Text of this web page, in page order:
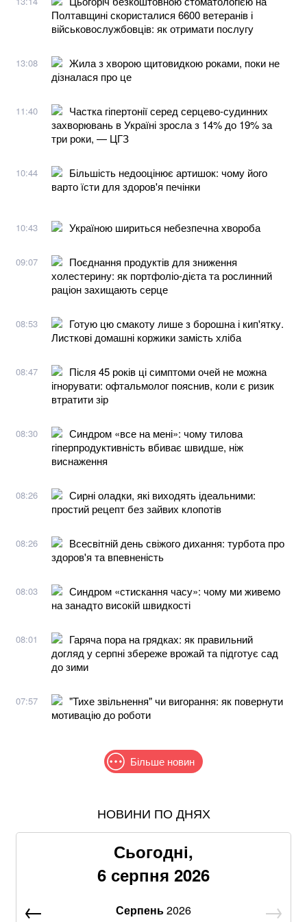
Полтавщині скористалися 6600 ветеранів і
військовослужбовців: як отримати послугу
13:08
Жила з хворою щитовидкою роками, поки не
дізналася про це
11:40
Частка гіпертонії серед серцево-судинних
захворювань в Україні зросла з 14% до 19% за
три роки, — ЦГЗ
10:44
Більшість недооцінює артишок: чому його
варто їсти для здоров'я печінки
10:43 Україною шириться небезпечна хвороба
09:07
Поєднання продуктів для зниження
холестерину: як портфоліо-дієта та рослинний
раціон захищають серце
08:53
Готую цю смакоту лише з борошна і кип'ятку.
Листкові домашні коржики замість хліба
08:47
Після 45 років ці симптоми очей не можна
ігнорувати: офтальмолог пояснив, коли є ризик
втратити зір
08:30
Синдром «все на мені»: чому тилова
гіперпродуктивність вбиває швидше, ніж
виснаження
08:26
Сирні оладки, які виходять ідеальними:
простий рецепт без зайвих клопотів
08:26
Всесвітній день свіжого дихання: турбота про
здоров'я та впевненість
08:03
Синдром «стискання часу»: чому ми живемо
на занадто високій швидкості
08:01
Гаряча пора на грядках: як правильний
догляд у серпні збереже врожай та підготує сад
до зими
07:57
"Тихе звільнення" чи вигорання: як повернути
мотивацію до роботи
Більше новин
Пенсія у серпні 2026-го: кому доплатять понад 519
Знищені печі, склади та роки роботи: що
залишилося після удару по "Епіцентру"
Без води не вижити: Шмигаль розкрив, куди планує
НОВИНИ ПО ДНЯХ
Сьогодні,
6 серпня 2026
Серпень2026